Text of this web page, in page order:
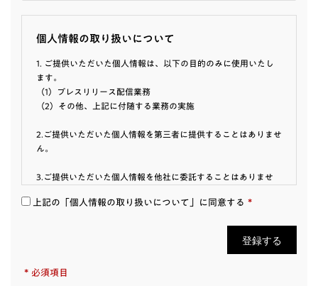
個人情報の取り扱いについて
1. ご提供いただいた個人情報は、以下の目的のみに使用いたし
ます。
（1）プレスリリース配信業務
（2）その他、上記に付随する業務の実施
2.ご提供いただいた個人情報を第三者に提供することはありませ
ん。
3.ご提供いただいた個人情報を他社に委託することはありませ
れる場合は、下記の個人情報に関する連絡先までご連絡くださ
＜個人情報に関する連絡先＞
上記の「個人情報の取り扱いについて」に同意する *
* 必須項目